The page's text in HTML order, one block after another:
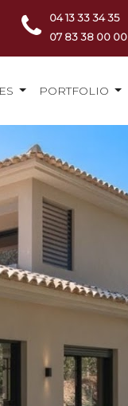
04 13 33 34 35
07 83 38 00 00
PORTFOLIO